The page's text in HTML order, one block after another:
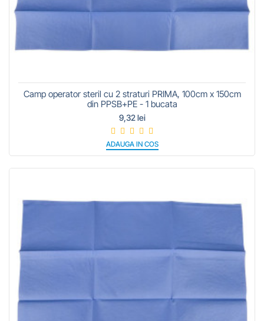
Camp operator steril cu 2 straturi PRIMA, 100cm x 150cm
din PPSB+PE - 1 bucata
9,32 lei
ADAUGA IN COS